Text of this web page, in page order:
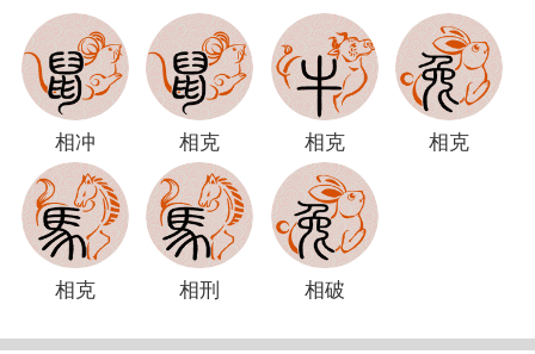
相冲 相克 相克 相克
相克 相刑 相破